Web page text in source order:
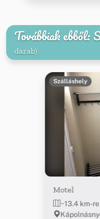
Továbbiak ebből:
darab)
Szálláshely
Motel
~13.4 km-